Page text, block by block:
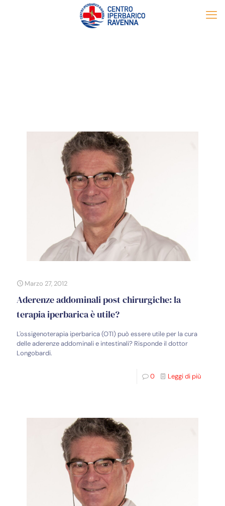
Marzo 27, 2012
Aderenze addominali post chirurgiche: la
terapia iperbarica è utile?
L'ossigenoterapia iperbarica (OTI) può essere utile per la cura
delle aderenze addominali e intestinali? Risponde il dottor
Longobardi.
0 Leggi di più